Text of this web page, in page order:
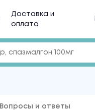
Доставка и
оплата
Вопросы и ответы